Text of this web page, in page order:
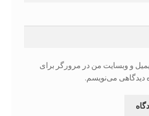
و وبسایت من در مرورگر برای
دیدگاهی می‌نویسم.